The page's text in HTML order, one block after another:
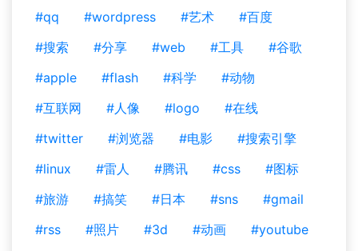
#qq
#wordpress #艺术
#百度
#搜索
#分享 #web #工具
#谷歌
#apple
#flash #科学
#动物
#互联网
#人像 #logo
#在线
#twitter
#浏览器 #电影
#搜索引擎
#linux
#雷人 #腾讯 #css
#图标
#旅游
#搞笑 #日本 #sns
#gmail
#rss
#照片 #3d #动画
#youtube